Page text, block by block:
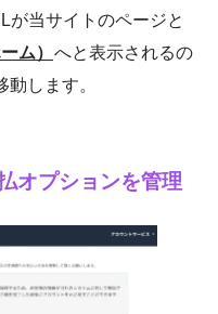
が当サイトのページと
ム） へと表示されるの
します。
オプションを管理